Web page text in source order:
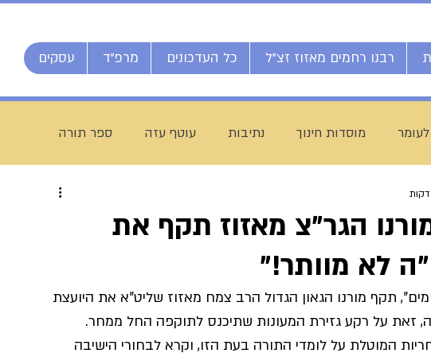
רבנו רחמים מאזוז זצ"ל כל העדכונים מרפ"ד עסקים
מוסדות חינוך נתיבות עוטף עזה ספר תורה
הרב אליהו ענקרי
ליש"ק עץ חיים מרן הרב עמאר
הרב מצליח חי מאזוז רשת הכוללים "רצופות" ישיבת כסא רחמים
הגר"צ מאזוז תקף את
לא מוותר!"
תקף מורנו הגאון הגדול הרב צמח מאזוז שליט"א את היועצת
זאת על רקע גזירת המעונות שתיכנס לתוקפה החל ממחר.
המוטלת על לומדי התורה בעת הזו, וקרא לבחורי הישיבה